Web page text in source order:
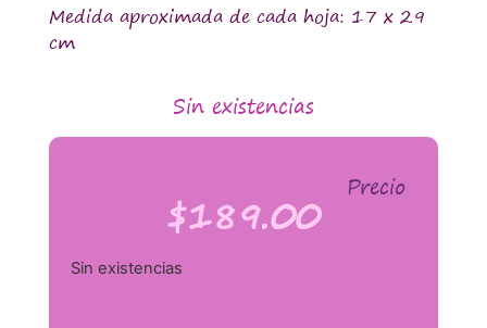
Medida aproximada de cada hoja: 17 x 29
cm
Sin existencias
Precio
$189.00
Sin existencias